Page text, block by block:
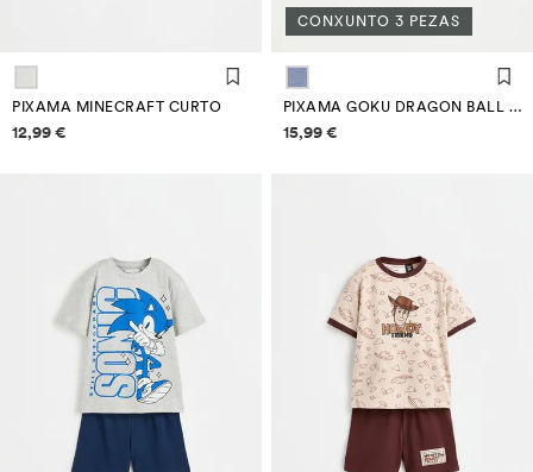
PIXAMA MINECRAFT CURTO
Información de prezos
12,99 €
CONXUNTO 3 PEZAS
PIXAMA GOKU DRAGON BALL ©BIRD STUDIO CURTO CON ANTIFAZ
Información de prezos
15,99 €